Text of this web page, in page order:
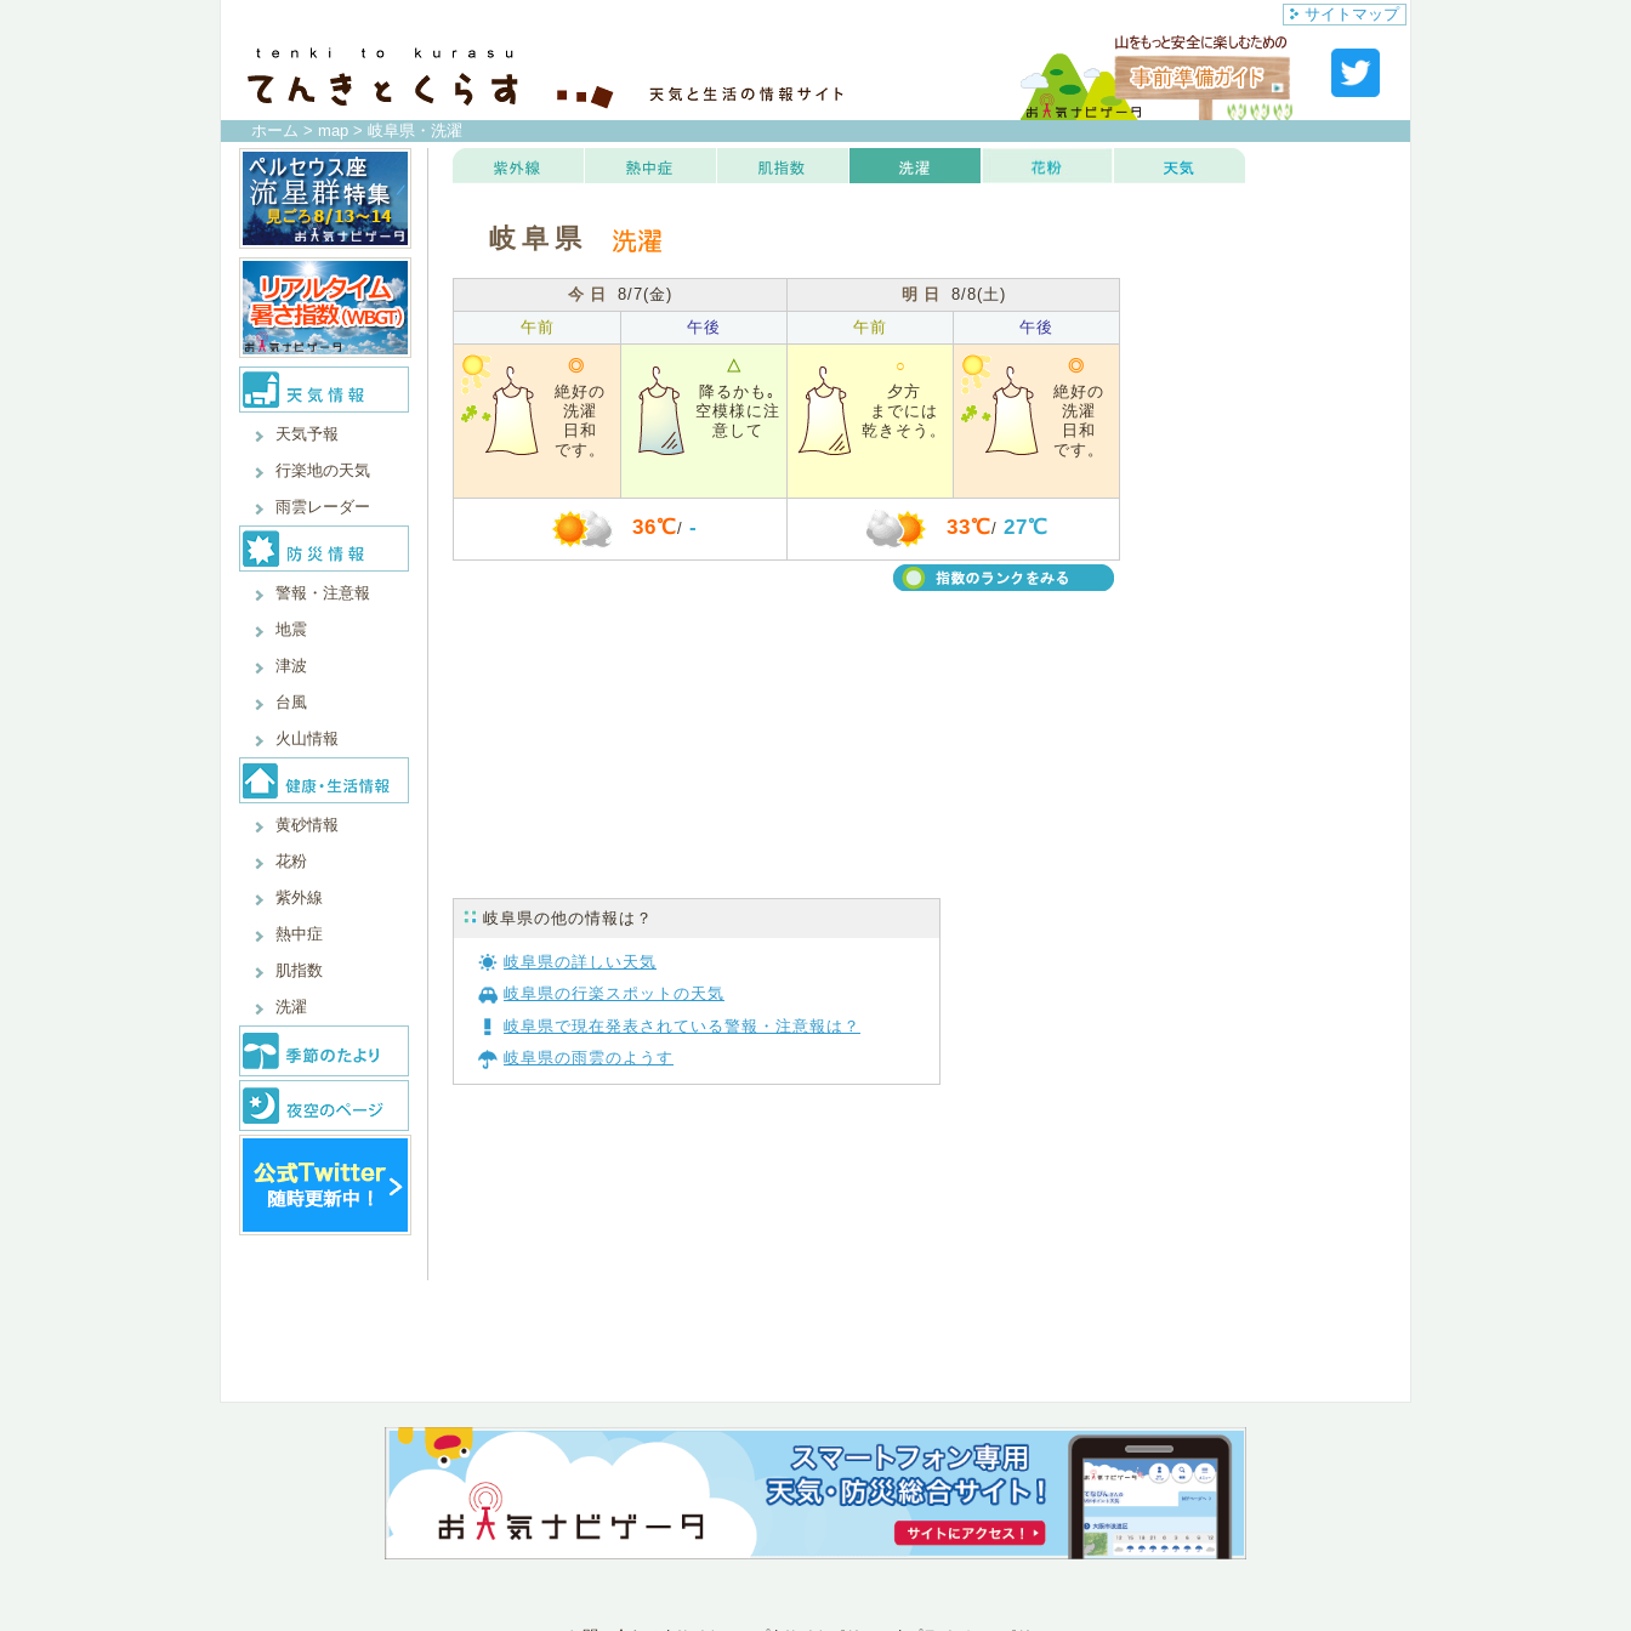
サイトマップ
ホーム > map > 岐阜県・洗濯
天気予報
行楽地の天気
雨雲レーダー
警報・注意報
地震
津波
台風
火山情報
黄砂情報
花粉
紫外線
熱中症
肌指数
洗濯
岐阜県
今日 8/7(金) 明日
8/8(土)
午前
午後 午前 午後
◎
絶好の
洗濯
日和
です。
△
降るかも｡
空模様に注
意して
○
夕方
までには
乾きそう。
◎
絶好の
洗濯
日和
です。
36℃/ - 33℃/ 27℃
岐阜県の他の情報は？
岐阜県の詳しい天気
岐阜県の行楽スポットの天気
岐阜県で現在発表されている警報・注意報は？
岐阜県の雨雲のようす